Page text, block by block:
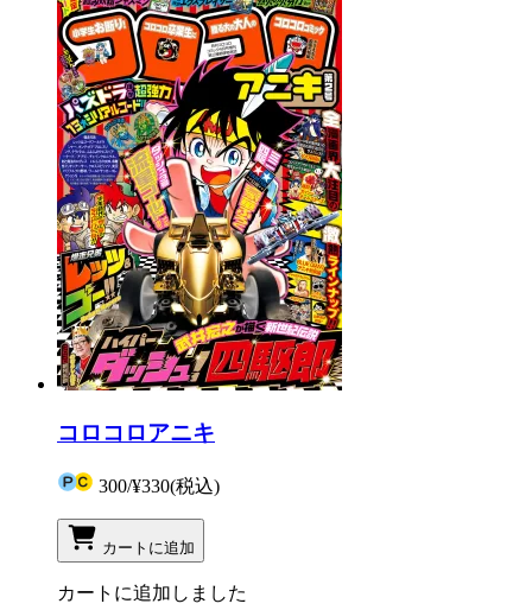
コロコロアニキ
300/¥330(税込)
カートに追加
カートに追加しました